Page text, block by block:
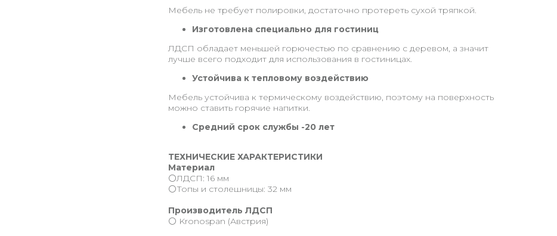
Мебель не требует полировки, достаточно протереть сухой тряпкой.
Изготовлена специально для гостиниц
ЛДСП обладает меньшей горючестью по сравнению с деревом, а значит
лучше всего подходит для использования в гостиницах.
Устойчива к тепловому воздействию
Мебель устойчива к термическому воздействию, поэтому на поверхность
можно ставить горячие напитки.
Средний срок службы -20 лет
ТЕХНИЧЕСКИЕ ХАРАКТЕРИСТИКИ
Материал
⚪️ЛДСП: 16 мм
⚪️Топы и столешницы: 32 мм
Производитель ЛДСП
⚪️ Kronospan (Австрия)